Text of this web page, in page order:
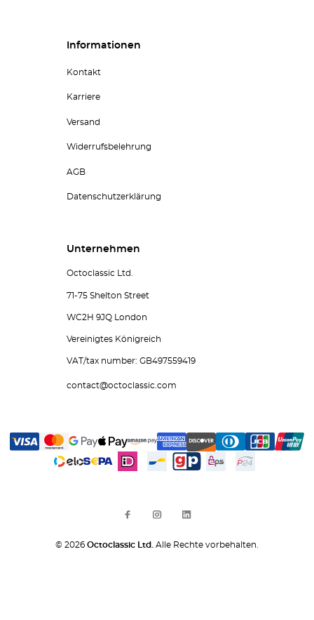
Informationen
Kontakt
Karriere
Versand
Widerrufsbelehrung
AGB
Datenschutzerklärung
Unternehmen
Octoclassic Ltd.
71-75 Shelton Street
WC2H 9JQ London
Vereinigtes Königreich
VAT/tax number: GB497559419
contact@octoclassic.com
© 2026 Octoclassic Ltd. Alle Rechte vorbehalten.